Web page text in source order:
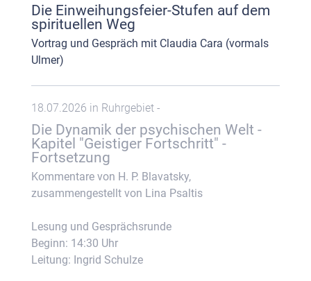
Die Einweihungsfeier-Stufen auf dem
spirituellen Weg
Vortrag und Gespräch mit Claudia Cara (vormals
Ulmer)
18.07.2026 in Ruhrgebiet -
Die Dynamik der psychischen Welt -
Kapitel "Geistiger Fortschritt" -
Fortsetzung
Kommentare von H. P. Blavatsky,
zusammengestellt von Lina Psaltis
Lesung und Gesprächsrunde
Beginn: 14:30 Uhr
Leitung: Ingrid Schulze